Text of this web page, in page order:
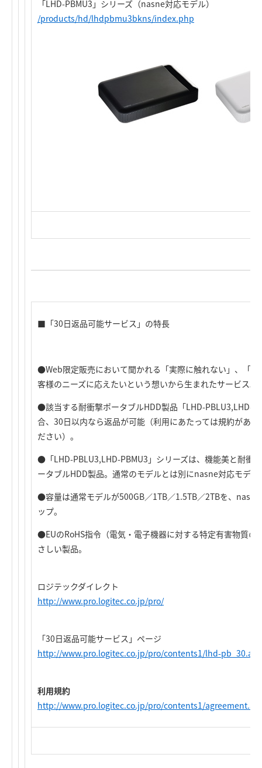
「LHD-PBMU3」シリーズ（nasne対応モデル）
/products/hd/lhdpbmu3bkns/index.php
■「30日返品可能サービス」の特長
●Web限定販売において聞かれる「実際に触れない」、「
客様のニーズに応えたいという想いから生まれたサービス。
●該当する耐衝撃ポータブルHDD製品「LHD-PBLU3,LHD-
合、30日以内なら返品が可能（利用にあたっては規約があ
ださい）。
●「LHD-PBLU3,LHD-PBMU3」シリーズは、機能美と耐衝
ータブルHDD製品。通常のモデルとは別にnasne対応モデル
●容量は通常モデルが500GB／1TB／1.5TB／2TBを、
ップ。
●EUのRoHS指令（電気・電子機器に対する特定有害物質の
さしい製品。
ロジテックダイレクト
http://www.pro.logitec.co.jp/pro/
「30日返品可能サービス」ページ
http://www.pro.logitec.co.jp/pro/contents1/lhd-
利用規約
http://www.pro.logitec.co.jp/pro/contents1/